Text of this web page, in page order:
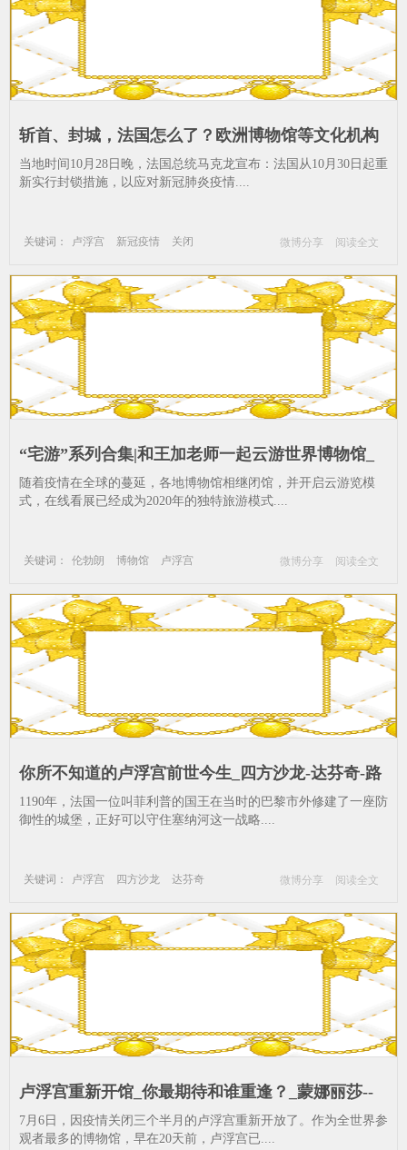
斩首、封城，法国怎么了？欧洲博物馆等文化机构
将受重创_新冠疫情--关闭-封锁-卢浮宫
当地时间10月28日晚，法国总统马克龙宣布：法国从10月30日起重
新实行封锁措施，以应对新冠肺炎疫情....
关键词： 卢浮宫 新冠疫情
关闭
微博分享 阅读全文
“宅游”系列合集|和王加老师一起云游世界博物馆_
博物馆-卢浮宫-大卫-王加-艺术-蒙娜丽莎--布达佩
斯-馆员-绘画
随着疫情在全球的蔓延，各地博物馆相继闭馆，并开启云游览模
式，在线看展已经成为2020年的独特旅游模式....
关键词： 伦勃朗 博物馆
卢浮宫
布达佩斯
馆员 绘画
微博分享 阅读全文
你所不知道的卢浮宫前世今生_四方沙龙-达芬奇-路
易-蒙娜丽莎-玛丽-卡拉
1190年，法国一位叫菲利普的国王在当时的巴黎市外修建了一座防
御性的城堡，正好可以守住塞纳河这一战略....
关键词： 卢浮宫 四方沙龙
达芬奇
微博分享 阅读全文
卢浮宫重新开馆_你最期待和谁重逢？_蒙娜丽莎--
弗朗-国王-维纳斯
7月6日，因疫情关闭三个半月的卢浮宫重新开放了。作为全世界参
观者最多的博物馆，早在20天前，卢浮宫已....